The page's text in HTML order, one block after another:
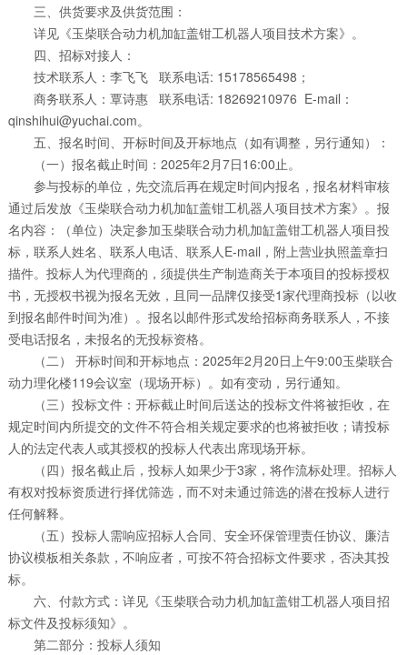
三、供货要求及供货范围：
详见《玉柴联合动力机加缸盖钳工机器人项目技术方案》。
四、招标对接人：
技术联系人：李飞飞 联系电话: 15178565498；
商务联系人：覃诗惠 联系电话: 18269210976 E-mail：
qinshihui@yuchai.com。
五、报名时间、开标时间及开标地点（如有调整，另行通知）：
（一）报名截止时间：2025年2月7日16:00止。
参与投标的单位，先交流后再在规定时间内报名，报名材料审核
通过后发放《玉柴联合动力机加缸盖钳工机器人项目技术方案》。报
名内容：（单位）决定参加玉柴联合动力机加缸盖钳工机器人项目投
标，联系人姓名、联系人电话、联系人E-mail，附上营业执照盖章扫
描件。投标人为代理商的，须提供生产制造商关于本项目的投标授权
书，无授权书视为报名无效，且同一品牌仅接受1家代理商投标（以收
到报名邮件时间为准）。报名以邮件形式发给招标商务联系人，不接
受电话报名，未报名的无投标资格。
（二） 开标时间和开标地点：2025年2月20日上午9:00玉柴联合
动力理化楼119会议室（现场开标）。如有变动，另行通知。
（三）投标文件：开标截止时间后送达的投标文件将被拒收，在
规定时间内所提交的文件不符合相关规定要求的也将被拒收；请投标
人的法定代表人或其授权的投标人代表出席现场开标。
（四）报名截止后，投标人如果少于3家，将作流标处理。招标人
有权对投标资质进行择优筛选，而不对未通过筛选的潜在投标人进行
任何解释。
（五）投标人需响应招标人合同、安全环保管理责任协议、廉洁
协议模板相关条款，不响应者，可按不符合招标文件要求，否决其投
标。
六、付款方式：详见《玉柴联合动力机加缸盖钳工机器人项目招
标文件及投标须知》。
第二部分：投标人须知